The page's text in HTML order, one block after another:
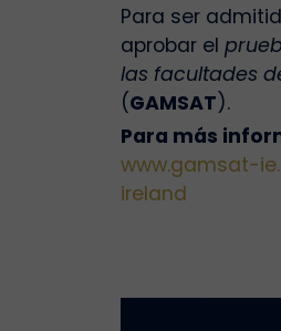
Para ser
aprobar el
las facultades
(GAMSAT).
Para más
www.gamsat-
ireland